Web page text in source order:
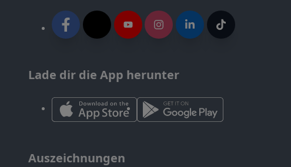
Lade dir die App herunter
Auszeichnungen